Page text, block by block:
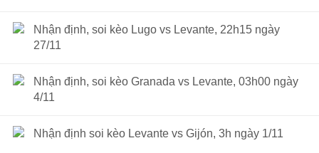
Nhận định, soi kèo Lugo vs Levante, 22h15 ngày
27/11
Nhận định, soi kèo Granada vs Levante, 03h00 ngày
4/11
Nhận định soi kèo Levante vs Gijón, 3h ngày 1/11